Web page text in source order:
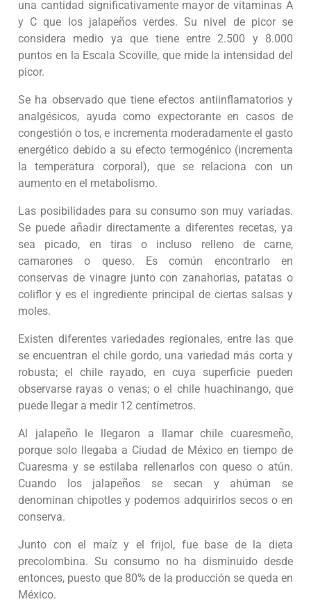
una cantidad significativamente mayor de vitaminas A
y C que los jalapeños verdes. Su nivel de picor se
considera medio ya que tiene entre 2.500 y 8.000
puntos en la Escala Scoville, que mide la intensidad del
picor.
Se ha observado que tiene efectos antiinflamatorios y
analgésicos, ayuda como expectorante en casos de
congestión o tos, e incrementa moderadamente el gasto
energético debido a su efecto termogénico (incrementa
la temperatura corporal), que se relaciona con un
aumento en el metabolismo.
Las posibilidades para su consumo son muy variadas.
Se puede añadir directamente a diferentes recetas, ya
sea picado, en tiras o incluso relleno de carne,
camarones o queso. Es común encontrarlo en
conservas de vinagre junto con zanahorias, patatas o
coliflor y es el ingrediente principal de ciertas salsas y
moles.
Existen diferentes variedades regionales, entre las que
se encuentran el chile gordo, una variedad más corta y
robusta; el chile rayado, en cuya superficie pueden
observarse rayas o venas; o el chile huachinango, que
puede llegar a medir 12 centímetros.
Al jalapeño le llegaron a llamar chile cuaresmeño,
porque solo llegaba a Ciudad de México en tiempo de
Cuaresma y se estilaba rellenarlos con queso o atún.
Cuando los jalapeños se secan y ahúman se
denominan chipotles y podemos adquirirlos secos o en
conserva.
Junto con el maíz y el frijol, fue base de la dieta
precolombina. Su consumo no ha disminuido desde
entonces, puesto que 80% de la producción se queda en
México.